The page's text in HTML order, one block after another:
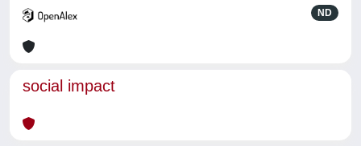
ND
social impact